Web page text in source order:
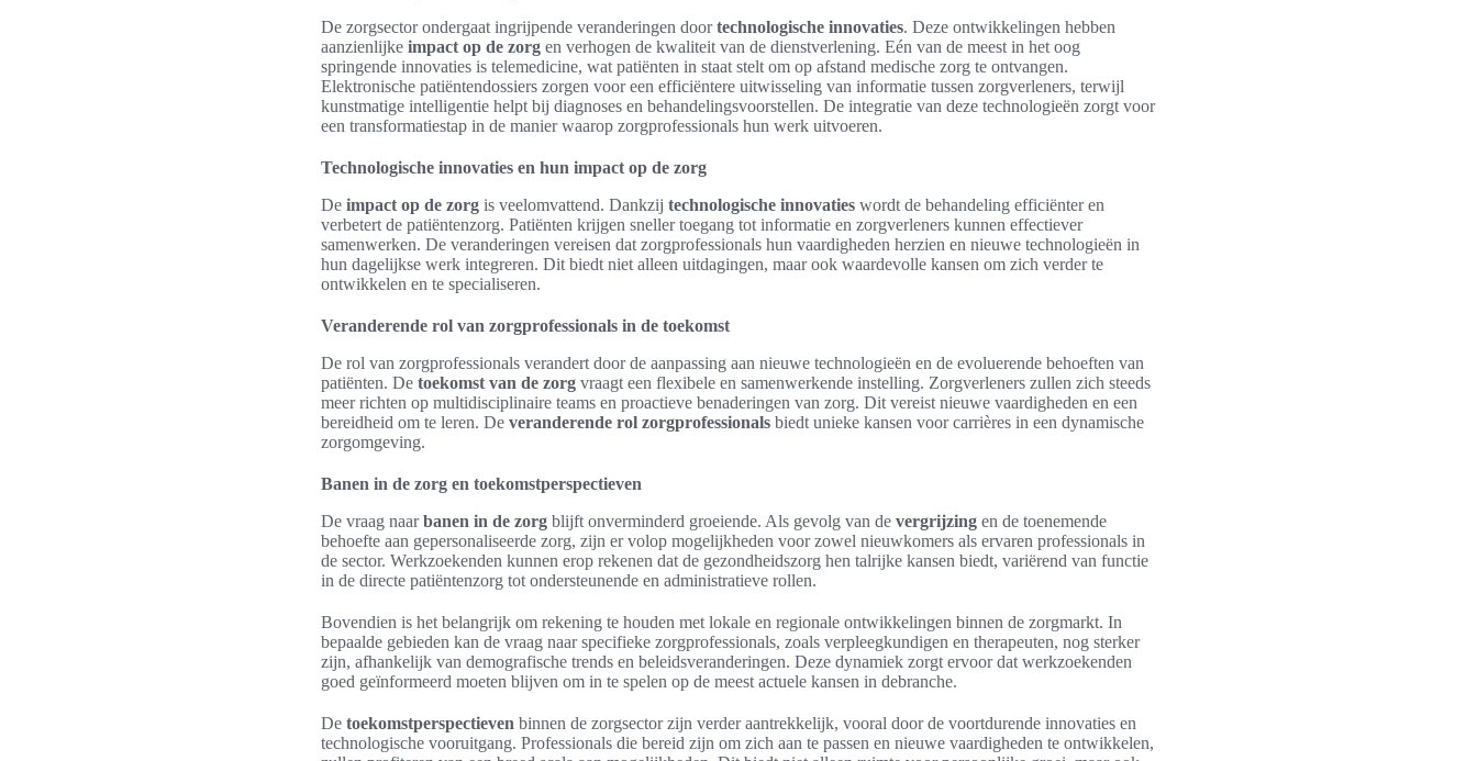
De zorgsector ondergaat ingrijpende veranderingen doortechnologische innovaties. Deze ontwikkelingen hebben
aanzienlijke impact op de zorg en verhogen de kwaliteit van de dienstverlening. Eén van de meest in het oog
springende innovaties is telemedicine, wat patiënten in staat stelt om op afstand medische zorg te ontvangen.
Elektronische patiëntendossiers zorgen voor een efficiëntere uitwisseling van informatie tussen zorgverleners, terwijl
kunstmatige intelligentie helpt bij diagnoses en behandelingsvoorstellen. De integratie van deze technologieën zorgt voor
een transformatiestap in de manier waarop zorgprofessionals hun werk uitvoeren.
Technologische innovaties en hun impact op de zorg
De impact op de zorg is veelomvattend. Dankzij technologische innovaties wordt de behandeling efficiënter en
verbetert de patiëntenzorg. Patiënten krijgen sneller toegang tot informatie en zorgverleners kunnen effectiever
samenwerken. De veranderingen vereisen dat zorgprofessionals hun vaardigheden herzien en nieuwe technologieën in
hun dagelijkse werk integreren. Dit biedt niet alleen uitdagingen, maar ook waardevolle kansen om zich verder te
ontwikkelen en te specialiseren.
Veranderende rol van zorgprofessionals in de toekomst
De rol van zorgprofessionals verandert door de aanpassing aan nieuwe technologieën en de evoluerende behoeften van
patiënten. De toekomst van de zorg vraagt een flexibele en samenwerkende instelling. Zorgverleners zullen zich steeds
meer richten op multidisciplinaire teams en proactieve benaderingen van zorg. Dit vereist nieuwe vaardigheden en een
bereidheid om te leren. De veranderende rol zorgprofessionals biedt unieke kansen voor carrières in een dynamische
zorgomgeving.
Banen in de zorg en toekomstperspectieven
De vraag naarbanen in de zorg blijft onverminderd groeiende. Als gevolg van de vergrijzing en de toenemende
behoefte aan gepersonaliseerde zorg, zijn er volop mogelijkheden voor zowel nieuwkomers als ervaren professionals in
de sector. Werkzoekenden kunnen erop rekenen dat de gezondheidszorg hen talrijke kansen biedt, variërend van functie
in de directe patiëntenzorg tot ondersteunende en administratieve rollen.
Bovendien is het belangrijk om rekening te houden met lokale en regionale ontwikkelingen binnen de zorgmarkt. In
bepaalde gebieden kan de vraag naar specifieke zorgprofessionals, zoals verpleegkundigen en therapeuten, nog sterker
zijn, afhankelijk van demografische trends en beleidsveranderingen. Deze dynamiek zorgt ervoor dat werkzoekenden
goed geïnformeerd moeten blijven om in te spelen op de meest actuele kansen in debranche.
De toekomstperspectieven binnen de zorgsector zijn verder aantrekkelijk, vooral door de voortdurende innovaties en
technologische vooruitgang. Professionals die bereid zijn om zich aan te passen en nieuwe vaardigheden te ontwikkelen,